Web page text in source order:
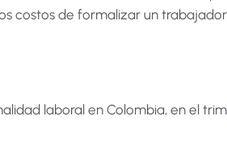
costos de formalizar un
laboral en Colombia, en el